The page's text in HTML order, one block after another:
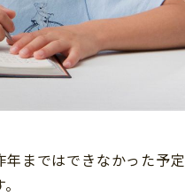
まではできなかった予定